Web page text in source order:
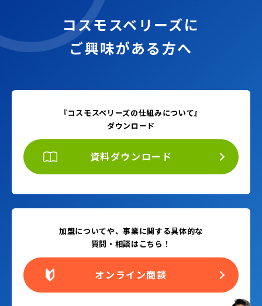
コスモスベリーズに
ご興味がある方へ
『コスモスベリーズの仕組みについて』
ダウンロード
資料ダウンロード
加盟についてや、事業に関する具体的な
質問・相談はこちら！
オンライン商談